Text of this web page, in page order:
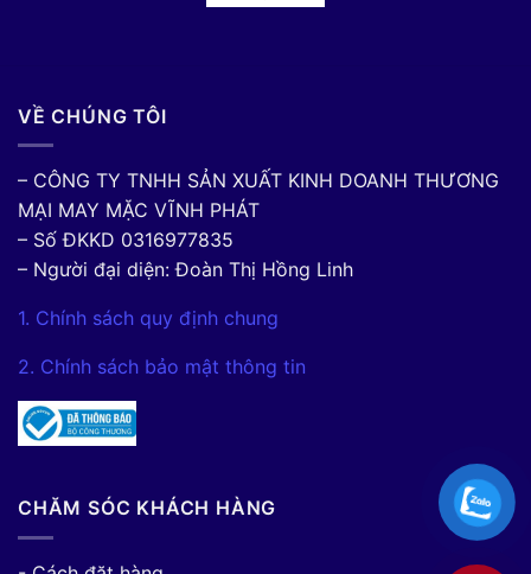
VỀ CHÚNG TÔI
– CÔNG TY TNHH SẢN XUẤT KINH DOANH THƯƠNG
MẠI MAY MẶC VĨNH PHÁT
– Số ĐKKD 0316977835
– Người đại diện: Đoàn Thị Hồng Linh
1. Chính sách quy định chung
2. Chính sách bảo mật thông tin
CHĂM SÓC KHÁCH HÀNG